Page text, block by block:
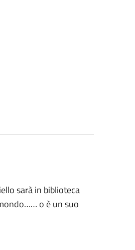
sarà in biblioteca
o è un suo